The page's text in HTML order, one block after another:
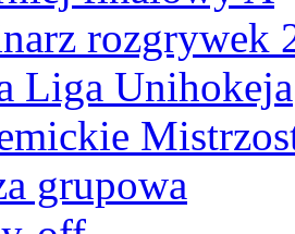
rozgrywek
Liga Unihokeja
grupowa